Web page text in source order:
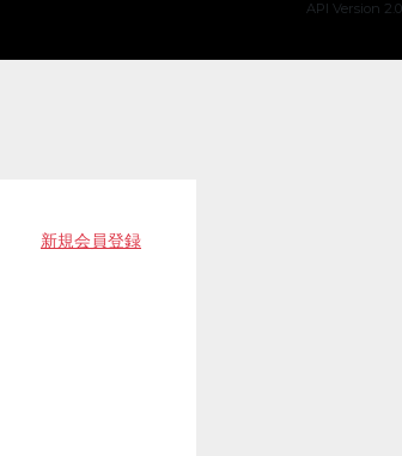
API Version 2.0
新規会員登録